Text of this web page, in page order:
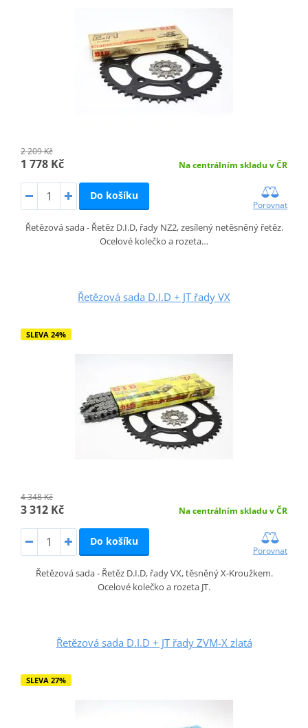
2 209 Kč
1 778 Kč Na centrálním skladu v ČR
Do košíku
Porovnat
Řetězová sada - Řetěz D.I.D, řady NZ2, zesílený netěsněný řetěz.
Ocelové kolečko a rozeta…
Řetězová sada D.I.D + JT řady VX
SLEVA 24%
4 348 Kč
3 312 Kč Na centrálním skladu v ČR
Do košíku
Porovnat
Řetězová sada - Řetěz D.I.D, řady VX, těsněný X-Kroužkem.
Ocelové kolečko a rozeta JT.
Řetězová sada D.I.D + JT řady ZVM-X zlatá
SLEVA 27%